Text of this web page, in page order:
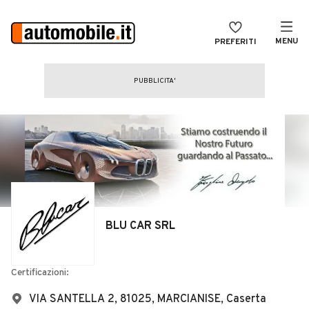
PREFERITI MENU
CERCA
Auto usate
Auto Km 0
Auto Nuove
Noleggio a lungo termine
Auto d'epoca
MAGAZINE
ACCEDI
BLU CAR SRL
Certificazioni:
VIA SANTELLA 2, 81025, MARCIANISE, Caserta